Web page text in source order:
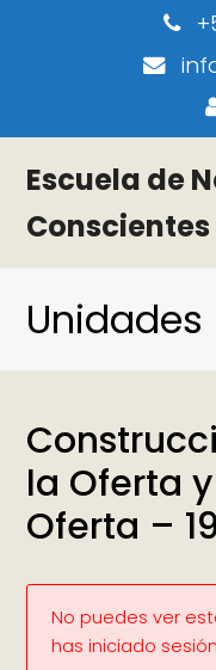
Escuela de
Conscientes
Unidades
la Oferta
Oferta –
No puedes ver
has iniciado